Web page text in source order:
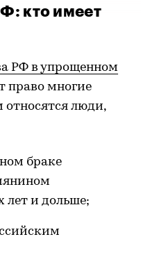
кто имеет
РФ в упрощенном
право многие
люди,
браке
лет и дольше;